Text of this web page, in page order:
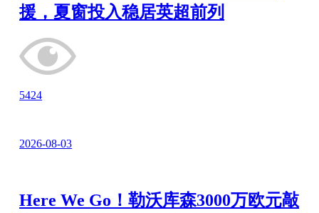
援，夏窗投入稳居英超前列
5424
2026-08-03
Here We Go！勒沃库森3000万欧元敲